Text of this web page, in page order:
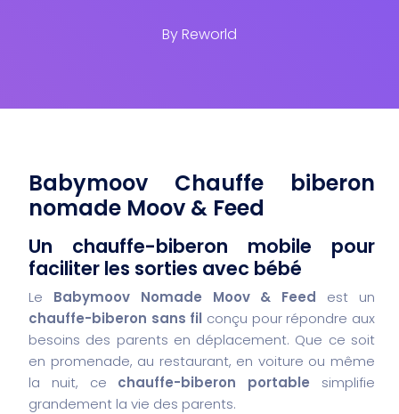
ByReworld
Babymoov Chauffe biberon
nomade Moov & Feed
Un chauffe-biberon mobile pour
faciliter les sorties avec bébé
Le Babymoov Nomade Moov & Feed est un
chauffe-biberon sans fil conçu pour répondre aux
besoins des parents en déplacement. Que ce soit
en promenade, au restaurant, en voiture ou même
la nuit, ce chauffe-biberon portable simplifie
grandement la vie des parents.